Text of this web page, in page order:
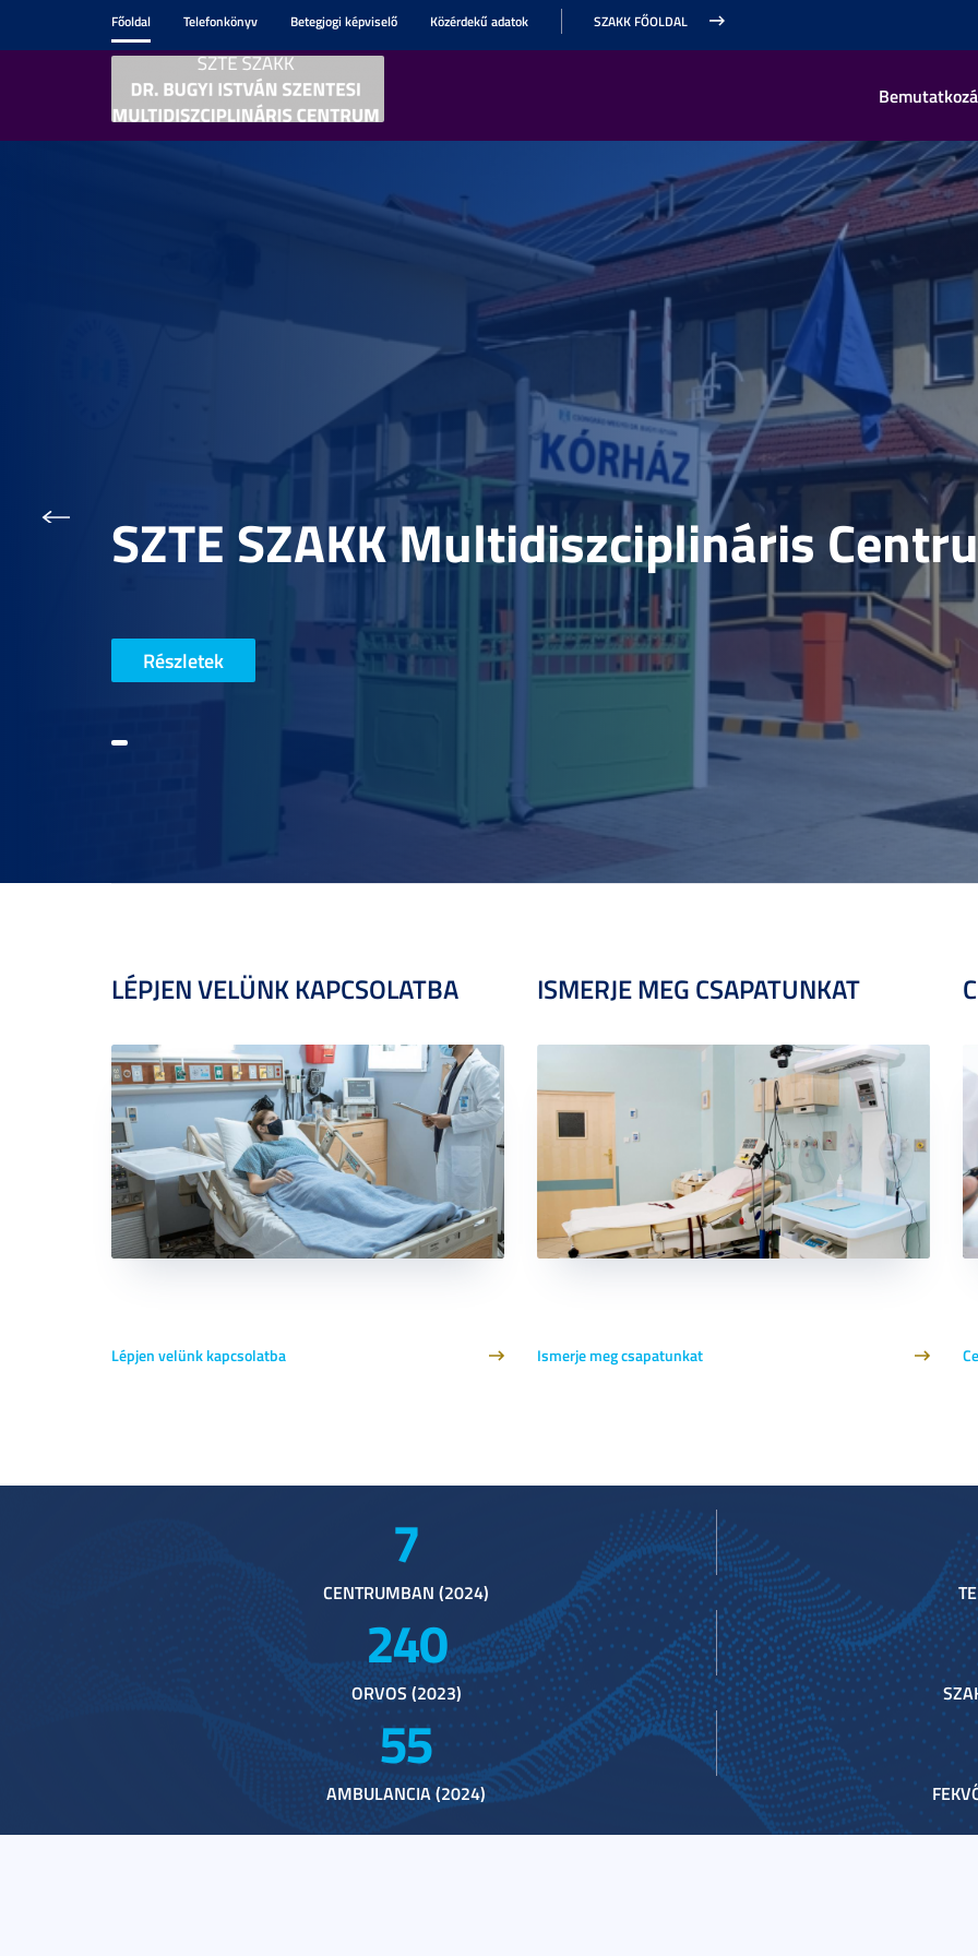
Főoldal Telefonkönyv Betegjogi képviselő Közérdekű adatok SZAKK FŐOLDAL
SZTE SZAKK Multidiszciplináris
Részletek
LÉPJEN VELÜNK KAPCSOLATBA
Lépjen velünk kapcsolatba
ISMERJE MEG CSAPATUNKAT
Ismerje meg csapatunkat
7
CENTRUMBAN (2024)
240
ORVOS (2023)
55
AMBULANCIA (2024)